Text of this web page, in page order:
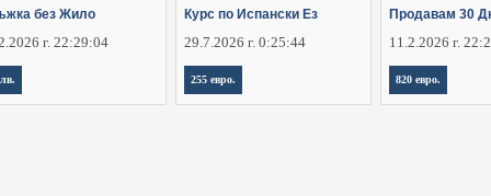
без Жило
г. 22:29:04
Курс по Испански Ез
29.7.2026 г. 0:25:44
255 евро.
Продавам 30
11.2.2026 г.
820 евро.